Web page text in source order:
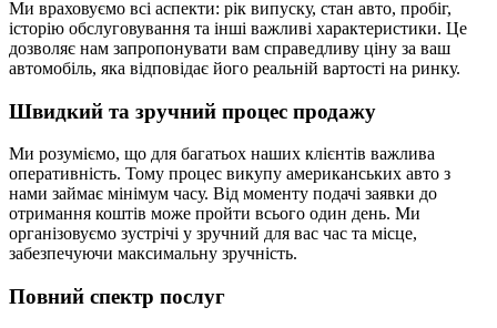
Ми враховуємо всі аспекти: рік випуску, стан авто, пробіг,
історію обслуговування та інші важливі характеристики. Це
дозволяє нам запропонувати вам справедливу ціну за ваш
автомобіль, яка відповідає його реальній вартості на ринку.
Швидкий та зручний процес продажу
Ми розуміємо, що для багатьох наших клієнтів важлива
оперативність. Тому процес викупу американських авто з
нами займає мінімум часу. Від моменту подачі заявки до
отримання коштів може пройти всього один день. Ми
організовуємо зустрічі у зручний для вас час та місце,
забезпечуючи максимальну зручність.
Повний спектр послуг